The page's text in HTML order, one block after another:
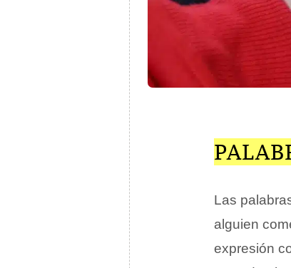
Las
alguien
expresión